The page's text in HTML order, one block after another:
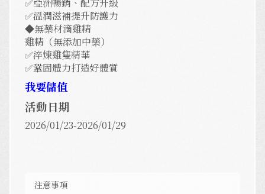
✅亞洲暢銷、配方升級
✅溫潤滋補提升防護力
◆無藥材滴雞精
雞精（無添加中藥）
✅淬煉雞隻精華
✅鞏固體力打造好體質
我要儲值
活動日期
2026/01/23-2026/01/29
注意事項